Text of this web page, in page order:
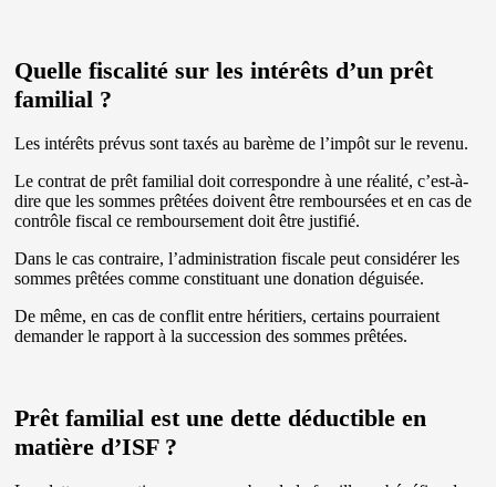
Quelle fiscalité sur les intérêts d’un prêt
familial ?
Les intérêts prévus sont taxés au barème de l’impôt sur le revenu.
Le contrat de prêt familial doit correspondre à une réalité, c’est-à-
dire que les sommes prêtées doivent être remboursées et en cas de
contrôle fiscal ce remboursement doit être justifié.
Dans le cas contraire, l’administration fiscale peut considérer les
sommes prêtées comme constituant une donation déguisée.
De même, en cas de conflit entre héritiers, certains pourraient
demander le rapport à la succession des sommes prêtées.
Prêt familial est une dette déductible en
matière d’ISF ?